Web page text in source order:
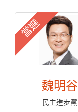
當選
魏明谷
民主進步黨